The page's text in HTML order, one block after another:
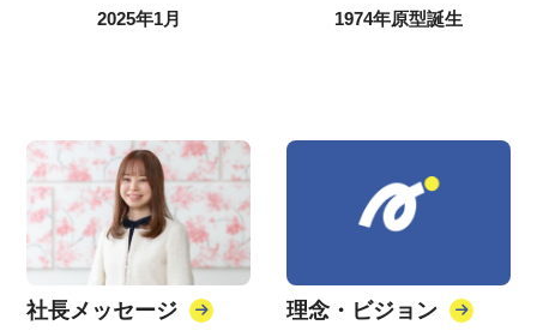
2025年1月 1974年原型誕生
社長メッセージ 理念・ビジョン